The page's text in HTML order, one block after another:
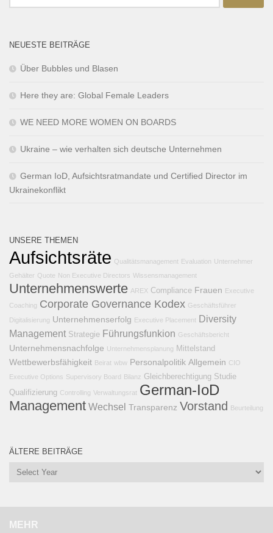
NEUESTE BEITRÄGE
Über Bubbles und Blasen
Here they are: Global Female Leaders
WE NEED MORE WOMEN ON BOARDS
Ukraine – wie verhalten sich deutsche Unternehmen
German IoD, Aufsichtsratmandate und Certified Director im
Ukrainekonflikt
UNSERE THEMEN
Aufsichtsräte Qualitätsmanagement Evaluation Unternehmer
Gehälter Quote Non Executive Directors Wissensmanagement
Unternehmenswerte AREX Compliance Frauen Executive
Coaching Corporate Governance Kodex Geschäftsführer
Digitalisierung Unternehmenserfolg Executive Placement Diversity
Management Strategie Führungsfunkion Geschäftsbericht
Unternehmensnachfolge Unternehmensplanung Mittelstand
Wettbewerbsfähigkeit Beirat wbw Personalpolitik Allgemein CIO
Executive Options Supervisory Board Bilanz Gleichberechtigung Studie
Qualifizierung Controlling Verwaltungsrat German-IoD
Management Wechsel Transparenz Vorstand Beurteilung
ÄLTERE BEITRÄGE
MEHR